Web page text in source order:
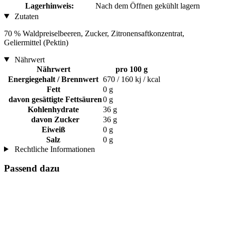
Lagerhinweis:
Nach dem Öffnen gekühlt lagern
Zutaten
70 % Waldpreiselbeeren, Zucker, Zitronensaftkonzentrat,
Geliermittel (Pektin)
Nährwert
Nährwert
pro 100 g
Energiegehalt / Brennwert 670 / 160 kj / kcal
Fett
0 g
davon gesättigte Fettsäuren0 g
Kohlenhydrate
36 g
davon Zucker
36 g
Eiweiß
0 g
Salz
0 g
Rechtliche Informationen
Passend dazu